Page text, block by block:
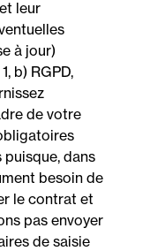
leur
à jour)
b) RGPD,
de votre
dans
besoin de
le contrat et
pas envoyer
de saisie